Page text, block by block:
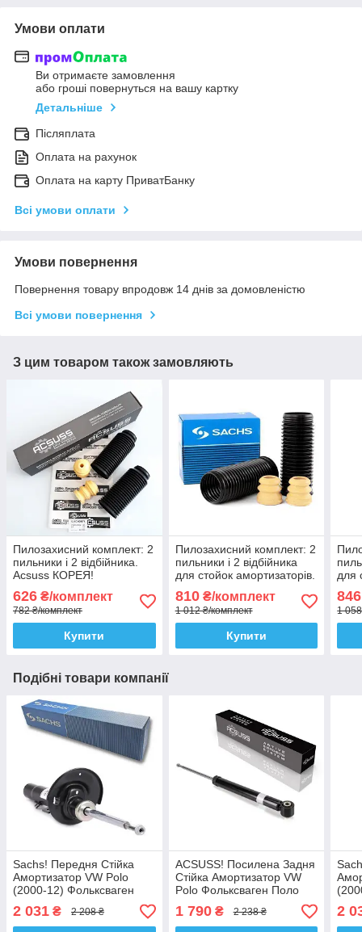
Умови оплати
Ви отримаєте замовлення
або гроші повернуться на вашу картку
Детальніше
Післяплата
Оплата на рахунок
Оплата на карту ПриватБанку
Всі умови оплати
Умови повернення
Повернення товару впродовж 14 днів за домовленістю
Всі умови повернення
З цим товаром також замовляють
Пилозахисний комплект: 2
пильники і 2 відбійника.
Acsuss КОРЕЯ!
626 ₴/комплект
782 ₴/комплект
Купити
Пилозахисний комплект: 2
пильники і 2 відбійника
для стойок амортизаторів.
810₴/комплект
1 012 ₴/комплект
Купити
для
846
1
Подібні товари компанії
Sachs! Передня Стійка
Амортизатор VW Polo
(2000-12) Фольксваген
Поло. 312594 , 334835
Сакс!
2 031 ₴ 2 208 ₴
ACSUSS! Посилена Задня
Стійка Амортизатор VW
Polo Фольксваген Поло
(2001-). 280564 , 343328
Корея!
1 790₴ 2 238 ₴ 2